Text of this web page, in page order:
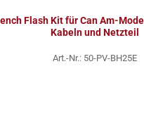
Flash Kit für Can Am-
Kabeln und Netzteil
Art.-Nr.: 50-PV-BH25E